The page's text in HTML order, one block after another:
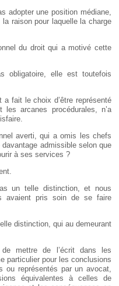
adopter une position médiane,
raison pour laquelle la charge
du droit qui a motivé cette
obligatoire, elle est toutefois
a fait le choix d’être représenté
arcanes procédurales, n’a
averti, qui a omis les chefs
admissible selon que
à ses services ?
un telle distinction, et nous
avaient pris soin de se faire
distinction, qui au demeurant
mettre de l’écrit dans les
particulier pour les conclusions
ou représentés par un avocat,
équivalentes à celles de